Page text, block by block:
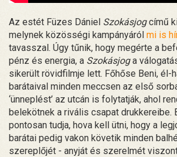
Az estét Füzes Dániel Szokásjogcímű
melynek közösségi kampányáról mi is
tavasszal. Úgy tűnik, hogy megérte a
pénz és energia, a Szokásjoga
sikerült rövidfilmje lett. Főhőse Beni, él-
barátaival minden meccsen az első
‘ünneplést’ az utcán is folytatják, ahol
belekötnek a rivális csapat drukkereibe.
pontosan tudja, hova kell ütni, hogy a
barátai pedig vakon követik minden
szereplőjét - anyját és szerelmét